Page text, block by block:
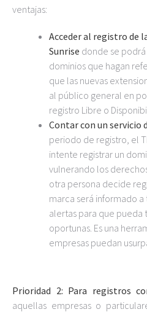
ventajas:
Acceder al registro de
Sunrise donde se
dominios que hagan
que las nuevas
al público general en
registro Libre o
Contar con un servicio
periodo de registro, el
intente registrar un
vulnerando los
otra persona decide
marca será informado
alertas para que pueda
oportunas. Es una
empresas puedan
Prioridad 2: Para registros
aquellas empresas o